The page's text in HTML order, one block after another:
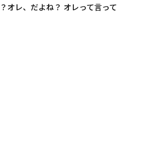
オレ、だよね？ オレって言って